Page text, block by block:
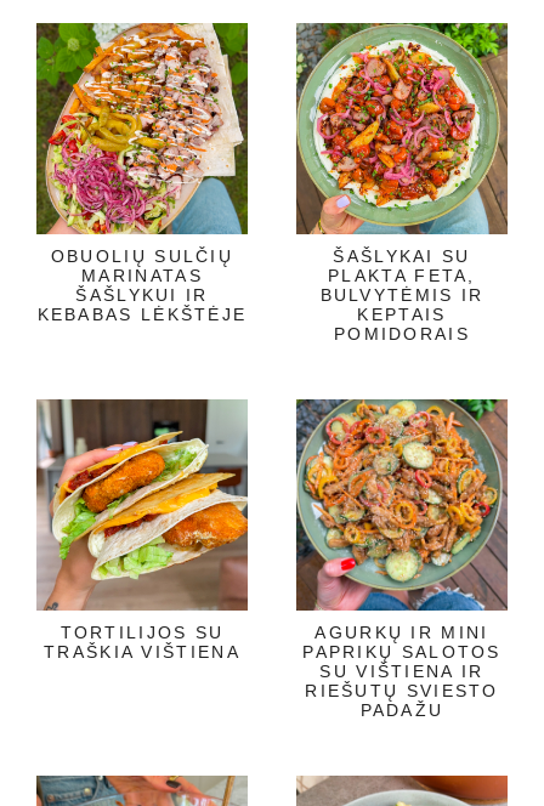
OBUOLIŲ SULČIŲ
MARINATAS
ŠAŠLYKUI IR
KEBABAS LĖKŠTĖJE
ŠAŠLYKAI SU
PLAKTA FETA,
BULVYTĖMIS IR
KEPTAIS
POMIDORAIS
TORTILIJOS SU
TRAŠKIA VIŠTIENA
AGURKŲ IR MINI
PAPRIKŲ SALOTOS
SU VIŠTIENA IR
RIEŠUTŲ SVIESTO
PADAŽU